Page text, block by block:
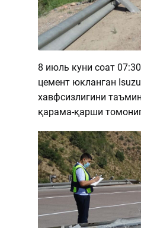
8 июль куни соат
цемент юкланган
хавфсизлигини
қарама-қарши